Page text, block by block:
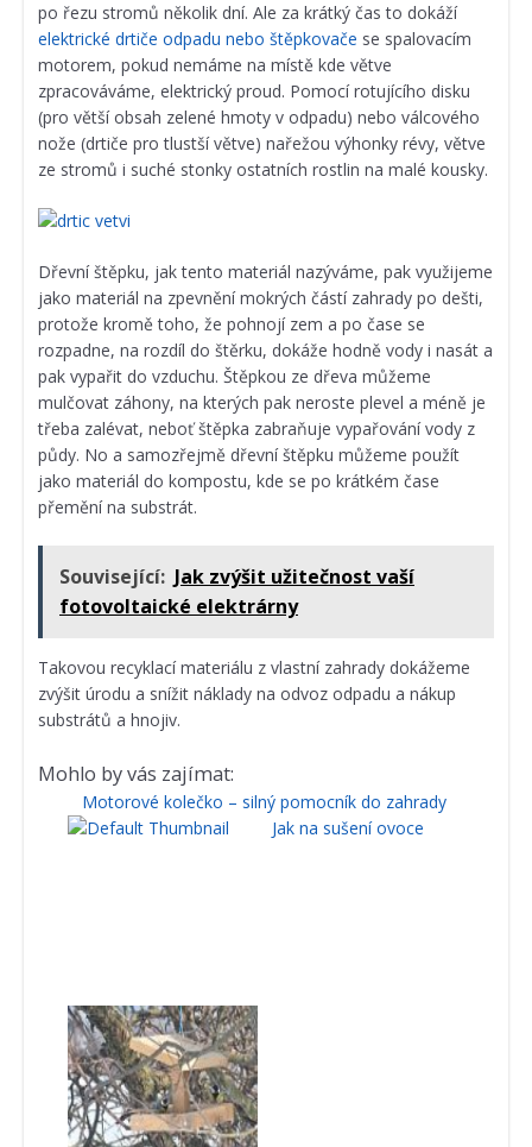
po řezu stromů několik dní. Ale za krátký čas to dokáží
elektrické drtiče odpadu nebo štěpkovače se spalovacím
motorem, pokud nemáme na místě kde větve
zpracováváme, elektrický proud. Pomocí rotujícího disku
(pro větší obsah zelené hmoty v odpadu) nebo válcového
nože (drtiče pro tlustší větve) nařežou výhonky révy, větve
ze stromů i suché stonky ostatních rostlin na malé kousky.
Dřevní štěpku, jak tento materiál nazýváme, pak využijeme
jako materiál na zpevnění mokrých částí zahrady po dešti,
protože kromě toho, že pohnojí zem a po čase se
rozpadne, na rozdíl do štěrku, dokáže hodně vody i nasát a
pak vypařit do vzduchu. Štěpkou ze dřeva můžeme
mulčovat záhony, na kterých pak neroste plevel a méně je
třeba zalévat, neboť štěpka zabraňuje vypařování vody z
půdy. No a samozřejmě dřevní štěpku můžeme použít
jako materiál do kompostu, kde se po krátkém čase
přemění na substrát.
Související: Jak zvýšit užitečnost vaší
fotovoltaické elektrárny
Takovou recyklací materiálu z vlastní zahrady dokážeme
zvýšit úrodu a snížit náklady na odvoz odpadu a nákup
substrátů a hnojiv.
Mohlo by vás zajímat:
Motorové kolečko – silný pomocník do zahrady
Jak na sušení ovoce